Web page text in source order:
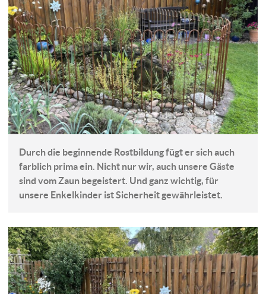
Durch die beginnende Rostbildung fügt er sich auch
farblich prima ein. Nicht nur wir, auch unsere Gäste
sind vom Zaun begeistert. Und ganz wichtig, für
unsere Enkelkinder ist Sicherheit gewährleistet.